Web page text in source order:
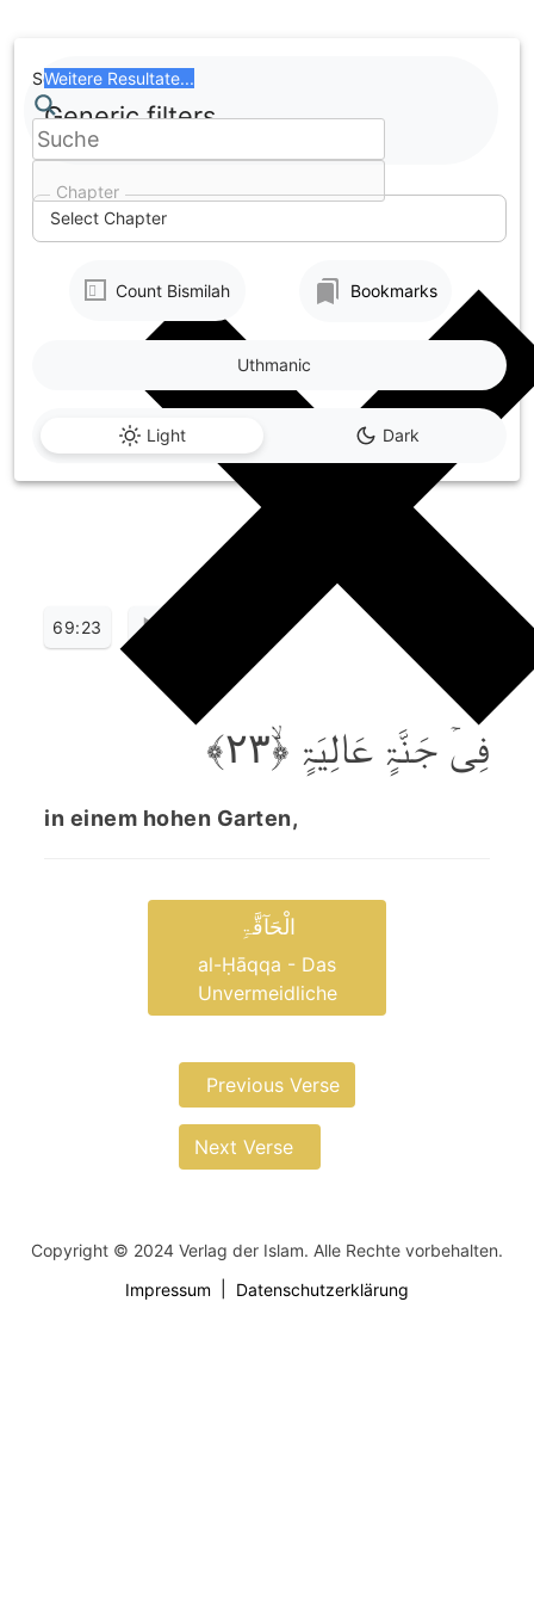
to
content
Chapter
Select Chapter
Search
Weitere Resultate...
Generic filters
Count Bismilah Bookmarks
Light Dark
Uthmanic
69:23
فِیۡ جَنَّۃٍ عَالِیَۃٍ ﴿ۙ۲۳﴾
in einem hohen Garten,
الْحَآقَّۃِ
al-Ḥāqqa - Das
Unvermeidliche
Previous Verse
Next Verse
Copyright © 2024 Verlag der Islam. Alle Rechte vorbehalten.
Impressum
Datenschutzerklärung